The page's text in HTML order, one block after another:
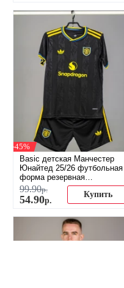
-45%
Basic детская Манчестер
Юнайтед 25/26 футбольная
форма резервная
(распродажа)
99.90р.
54.90р.
Купить